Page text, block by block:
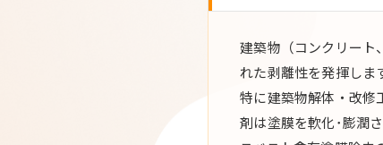
建築物（コンクリート
れた剥離性を発揮しま
特に建築物解体・改修
剤は塗膜を軟化･膨潤